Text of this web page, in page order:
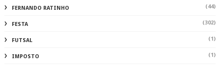
FERNANDO RATINHO (44)
FESTA (302)
FUTSAL (1)
IMPOSTO (1)